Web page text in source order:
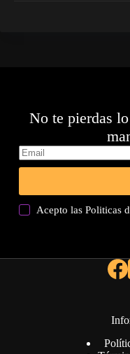
No te pierdas
Acepto lasPoliticas